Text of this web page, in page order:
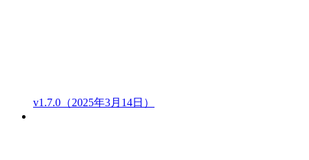
v1.7.0（2025年3月14日）